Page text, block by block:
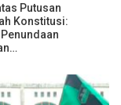
Putusan
Konstitusi: